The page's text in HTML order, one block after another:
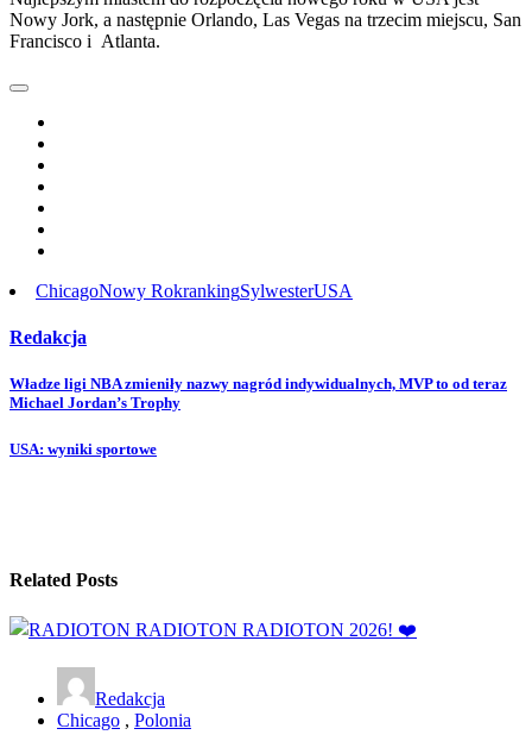
Nowy Jork, a następnie Orlando, Las Vegas na trzecim miejscu, San
Francisco i Atlanta.
ChicagoNowy RokrankingSylwesterUSA
Redakcja
Post
Władze ligi NBA zmieniły nazwy nagród indywidualnych, MVP to od teraz
Michael Jordan’s Trophy
USA: wyniki sportowe
Related Posts
Redakcja
Chicago , Polonia